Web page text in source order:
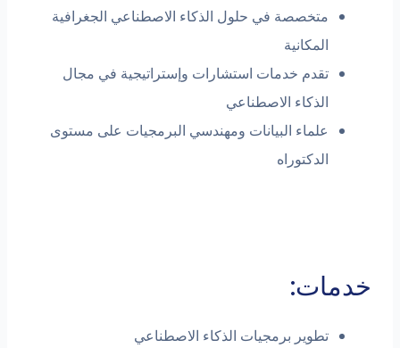
متخصصة في حلول الذكاء الاصطناعي الجغرافية
المكانية
تقدم خدمات استشارات وإستراتيجية في مجال
الذكاء الاصطناعي
علماء البيانات ومهندسي البرمجيات على مستوى
الدكتوراه
خدمات:
تطوير برمجيات الذكاء الاصطناعي